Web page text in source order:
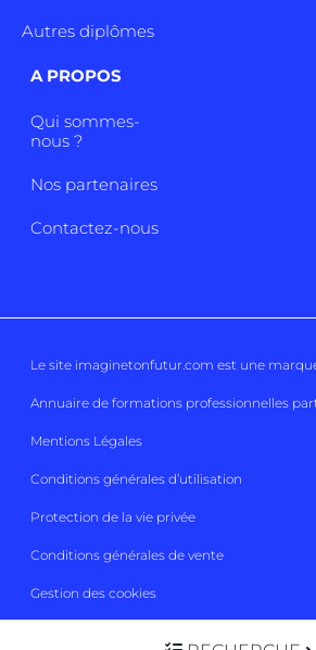
Autres diplômes
A PROPOS
Qui sommes-
nous ?
Nos partenaires
Contactez-nous
Le site imaginetonfutur.com est une
Annuaire de formations professionnelles
Mentions Légales
Conditions générales d’utilisation
Protection de la vie privée
Conditions générales de vente
Gestion des cookies
Imaginetonfutur 2026 Tous droits